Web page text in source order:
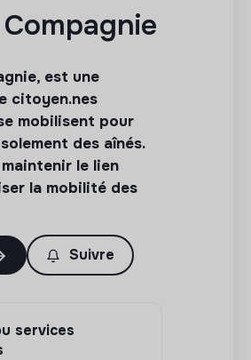
est une
citoyen.nes
mobilisent pour
des aînés.
le lien
la mobilité des
Suivre
services